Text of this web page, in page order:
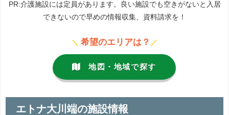
PR:介護施設には定員があります。良い施設でも空きがないと入居
できないので早めの情報収集、資料請求を！
＼ 希望のエリアは？ ／
地図・地域で探す
エトナ大川端の施設情報